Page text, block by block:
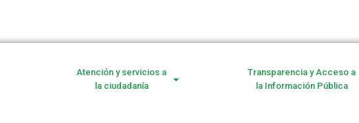
Atención y servicios a
la ciudadanía
Transparencia y Acceso a
la Información Pública